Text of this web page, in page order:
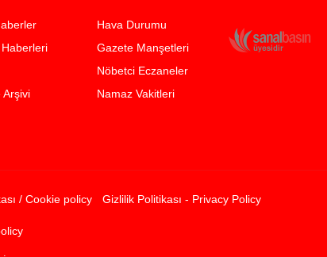
Arşivi
Hava Durumu
Gazete Manşetleri
Nöbetci Eczaneler
Namaz Vakitleri
/ Cookie policy Gizlilik Politikası - Privacy Policy